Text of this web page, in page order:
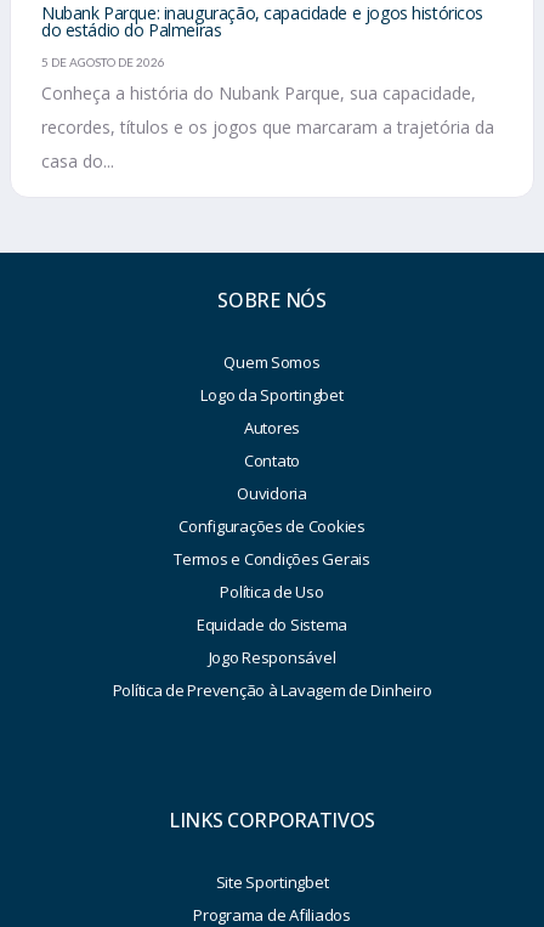
Nubank Parque: inauguração, capacidade e jogos históricos
do estádio do Palmeiras
5 DE AGOSTO DE 2026
Conheça a história do Nubank Parque, sua capacidade,
recordes, títulos e os jogos que marcaram a trajetória da
casa do...
SOBRE NÓS
Quem Somos
Logo da Sportingbet
Autores
Contato
Ouvidoria
Configurações de Cookies
Termos e Condições Gerais
Política de Uso
Equidade do Sistema
Jogo Responsável
Política de Prevenção à Lavagem de Dinheiro
LINKS CORPORATIVOS
Site Sportingbet
Programa de Afiliados